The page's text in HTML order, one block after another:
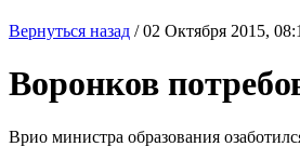
Вернуться назад /02 Октября 2015,
Воронков
Врио министра образования